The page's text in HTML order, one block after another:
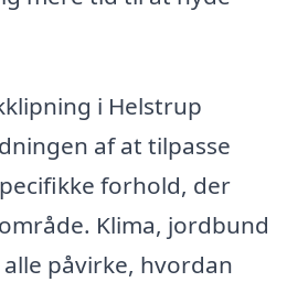
i Helstrup
af at tilpasse
forhold, der
Klima, jordbund
påvirke, hvordan